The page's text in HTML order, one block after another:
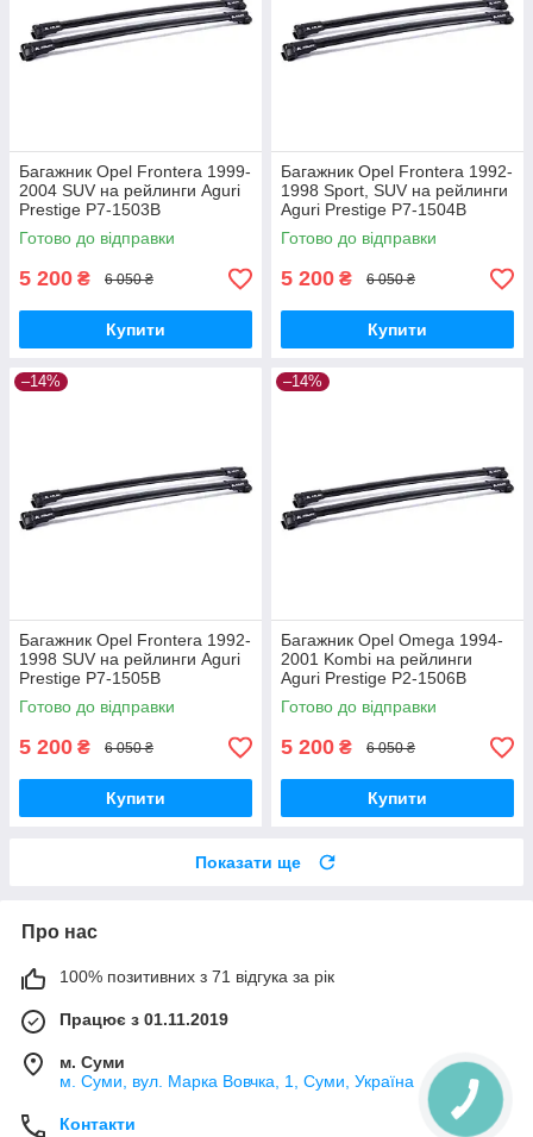
Багажник Opel Frontera 1999-
2004 SUV на рейлинги Aguri
Prestige P7-1503B
Готово до відправки
5 200 ₴ 6 050 ₴
Купити
Багажник Opel Frontera 1992-
1998 Sport, SUV на рейлинги
Aguri Prestige P7-1504B
Готово до відправки
5 200 ₴ 6 050 ₴
Купити
–14%
Багажник Opel Frontera 1992-
1998 SUV на рейлинги Aguri
Prestige P7-1505B
Готово до відправки
5 200 ₴ 6 050 ₴
Купити
–14%
Багажник Opel Omega 1994-
2001 Kombi на рейлинги
Aguri Prestige P2-1506B
Готово до відправки
5 200 ₴ 6 050 ₴
Купити
Показати ще
Про нас
100% позитивних з 71 відгука за рік
Працює з 01.11.2019
м. Суми
м. Суми, вул. Марка Вовчка, 1, Суми, Україна
Контакти